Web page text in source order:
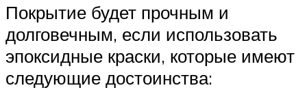
Покрытие будет прочным и
долговечным, если использовать
эпоксидные краски, которые имеют
следующие достоинства: